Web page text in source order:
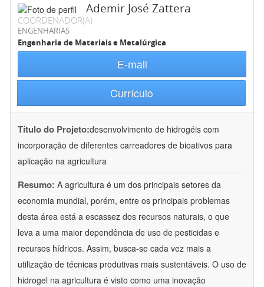
Ademir José Zattera
COORDENADOR(A)
ENGENHARIAS
Engenharia de Materiais e Metalúrgica
E-mail
Currículo
Título do Projeto:desenvolvimento de hidrogéis com
incorporação de diferentes carreadores de bioativos para
aplicação na agricultura
Resumo: A agricultura é um dos principais setores da
economia mundial, porém, entre os principais problemas
desta área está a escassez dos recursos naturais, o que
leva a uma maior dependência de uso de pesticidas e
recursos hídricos. Assim, busca-se cada vez mais a
utilização de técnicas produtivas mais sustentáveis. O uso de
hidrogel na agricultura é visto como uma inovação